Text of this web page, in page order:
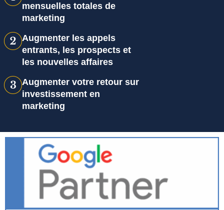
mensuelles totales de
marketing
Augmenter les appels
entrants, les prospects et
les nouvelles affaires
Augmenter votre retour sur
investissement en
marketing